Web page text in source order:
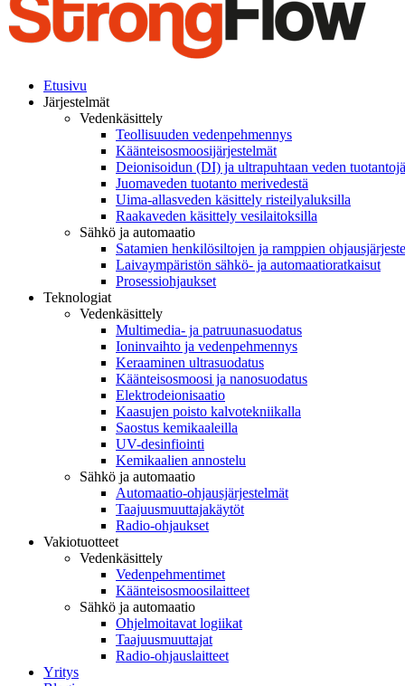
Search
Menu
Etusivu
Järjestelmät
Vedenkäsittely
Teollisuuden vedenpehmennys
Käänteisosmoosijärjestelmät
Deionisoidun (DI) ja ultrapuhtaan veden
Juomaveden tuotanto merivedestä
Uima-allasveden käsittely risteilyaluksilla
Raakaveden käsittely vesilaitoksilla
Sähkö ja automaatio
Satamien henkilösiltojen ja ramppien
Laivaympäristön sähkö- ja automaatioratkaisut
Prosessiohjaukset
Teknologiat
Vedenkäsittely
Multimedia- ja patruunasuodatus
Ioninvaihto ja vedenpehmennys
Keraaminen ultrasuodatus
Käänteisosmoosi ja nanosuodatus
Elektrodeionisaatio
Kaasujen poisto kalvotekniikalla
Saostus kemikaaleilla
UV-desinfiointi
Kemikaalien annostelu
Sähkö ja automaatio
Automaatio-ohjausjärjestelmät
Taajuusmuuttajakäytöt
Radio-ohjaukset
Vakiotuotteet
Vedenkäsittely
Vedenpehmentimet
Käänteisosmoosilaitteet
Sähkö ja automaatio
Ohjelmoitavat logiikat
Taajuusmuuttajat
Radio-ohjauslaitteet
Yritys